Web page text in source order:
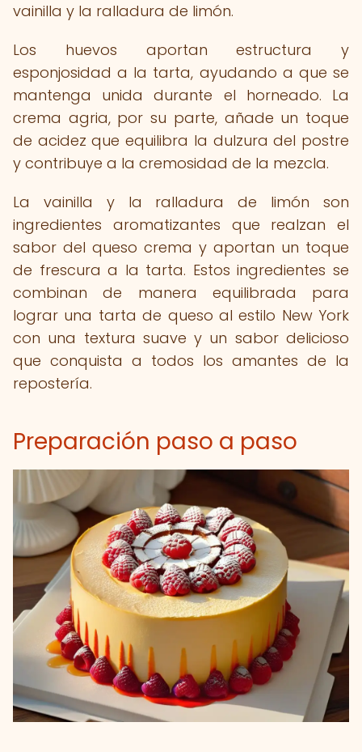
vainilla y la ralladura de limón.
Los huevos aportan estructura y
esponjosidad a la tarta, ayudando a que se
mantenga unida durante el horneado. La
crema agria, por su parte, añade un toque
de acidez que equilibra la dulzura del postre
y contribuye a la cremosidad de la mezcla.
La vainilla y la ralladura de limón son
ingredientes aromatizantes que realzan el
sabor del queso crema y aportan un toque
de frescura a la tarta. Estos ingredientes se
combinan de manera equilibrada para
lograr una tarta de queso al estilo New York
con una textura suave y un sabor delicioso
que conquista a todos los amantes de la
repostería.
Preparación paso a paso